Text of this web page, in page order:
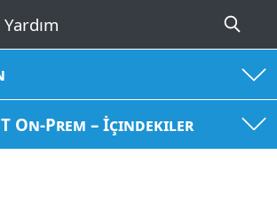
On-Prem – İçindekiler